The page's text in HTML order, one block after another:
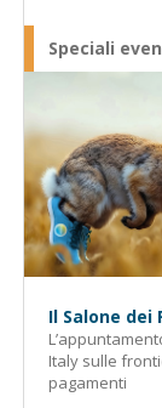
Speciali
Il Salone dei
Italy sulle
pagamenti